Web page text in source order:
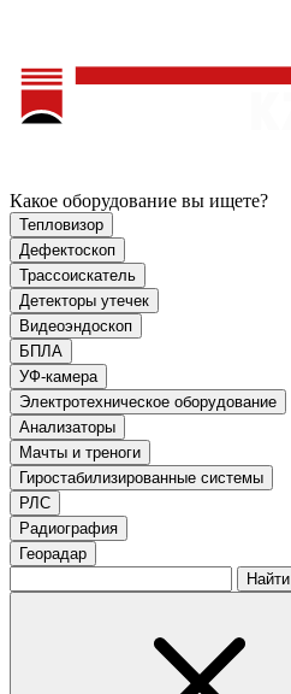
Какое оборудование вы ищете?
Тепловизор
Дефектоскоп
Трассоискатель
Детекторы утечек
Видеоэндоскоп
БПЛА
УФ-камера
Электротехническое оборудование
Анализаторы
Мачты и треноги
Гиростабилизированные системы
РЛС
Радиография
Георадар
Найти